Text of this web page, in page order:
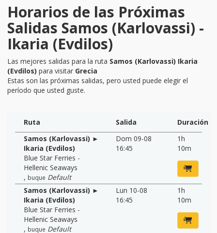
Horarios de las Próximas
Salidas Samos (Karlovassi) -
Ikaria (Evdilos)
Las mejores salidas para la ruta Samos (Karlovassi) Ikaria
(Evdilos) para visitar Grecia
Estas son las próximas salidas, pero usted puede elegir el
período que usted guste.
Ruta Salida
Duración
Samos (Karlovassi) ►
Ikaria (Evdilos)
Blue Star Ferries -
Hellenic Seaways
, buque Default
Dom 09-08
16:45
1h
10m
Samos (Karlovassi) ►
Ikaria (Evdilos)
Blue Star Ferries -
Hellenic Seaways
, buque Default
Lun 10-08
16:45
1h
10m